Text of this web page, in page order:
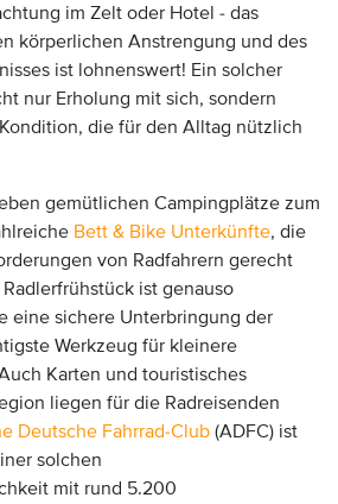
im Zelt oder Hotel - das
körperlichen Anstrengung und des
ist lohnenswert! Ein solcher
nur Erholung mit sich, sondern
die für den Alltag nützlich
gemütlichen Campingplätze zum
Bett & Bike Unterkünfte, die
von Radfahrern gerecht
ist genauso
eine sichere Unterbringung der
Werkzeug für kleinere
Karten und touristisches
liegen für die Radreisenden
Deutsche Fahrrad-Club (ADFC) ist
solchen
mit rund 5.200